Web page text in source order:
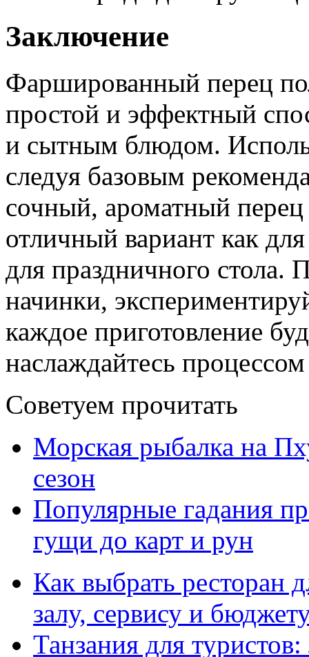
Заключение
Фаршированный перец
простой и эффектный
и сытным блюдом.
следуя базовым
сочный, ароматный
отличный вариант как
для праздничного стола.
начинки,
каждое приготовление
наслаждайтесь
Советуем прочитать
Морская рыбалка на
сезон
Популярные гадания
гущи до карт и рун
Как выбрать ресторан
залу, сервису и
Танзания для